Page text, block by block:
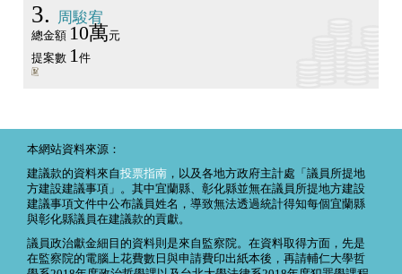
3 周駿宥
總金額 10萬元
提案數 1件
本網站資料來源：
建議款的資料來自投票指南 ，以及各地方政府主計處「議員所提地
方建設建議事項」。其中宜蘭縣、彰化縣並無在議員所提地方建設
建議事項文件中公布議員姓名，導致無法透過統計得知每個宜蘭縣
與彰化縣議員在建議款的貢獻。
議員政治獻金細目的資料則是來自監察院。在資料取得方面，先是
在監察院的電腦上花費數日與申請費印出紙本後，再請輔仁大學哲